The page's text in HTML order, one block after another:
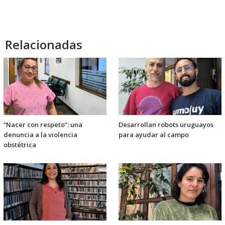
Relacionadas
“Nacer con respeto”: una
denuncia a la violencia
obstétrica
Desarrollan robots uruguayos
para ayudar al campo